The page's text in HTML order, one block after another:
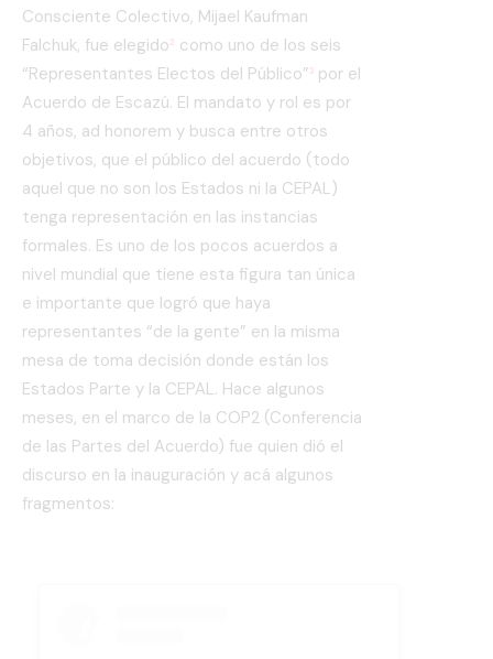
Consciente Colectivo, Mijael Kaufman
Falchuk, fue elegido² como uno de los seis
“Representantes Electos del Público”³ por el
Acuerdo de Escazú. El mandato y rol es por
4 años, ad honorem y busca entre otros
objetivos, que el público del acuerdo (todo
aquel que no son los Estados ni la CEPAL)
tenga representación en las instancias
formales. Es uno de los pocos acuerdos a
nivel mundial que tiene esta figura tan única
e importante que logró que haya
representantes “de la gente” en la misma
mesa de toma decisión donde están los
Estados Parte y la CEPAL. Hace algunos
meses, en el marco de la COP2 (Conferencia
de las Partes del Acuerdo) fue quien dió el
discurso en la inauguración y acá algunos
fragmentos: